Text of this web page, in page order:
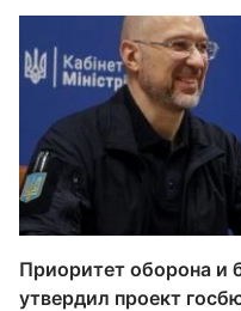
Приоритет оборона и
утвердил проект